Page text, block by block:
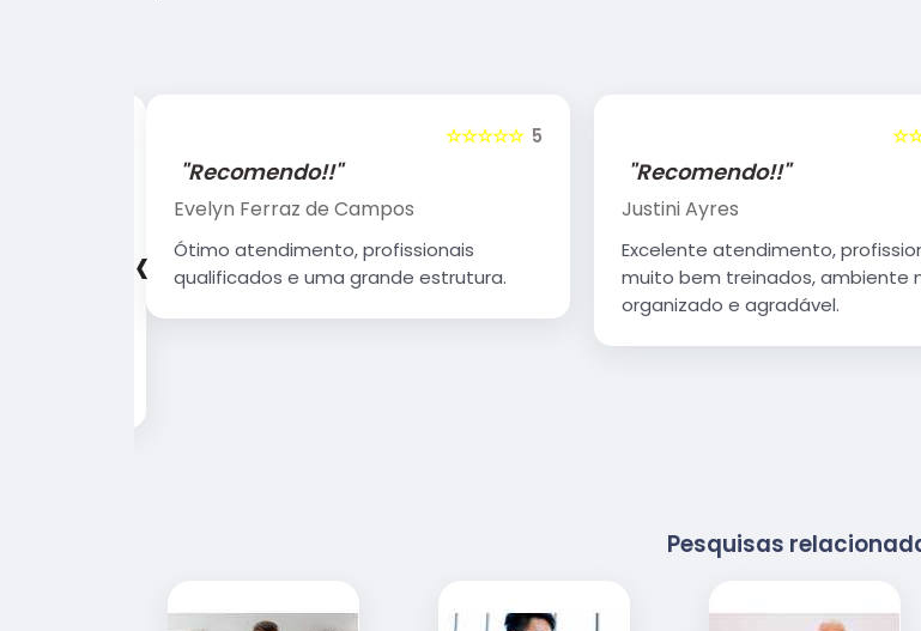
5
☆☆☆☆☆
"Recomendo!!"
Evelyn Ferraz de Campos
Ótimo atendimento, profissionais
qualificados e uma grande estrutura.
"Recomendo!!"
Justini Ayres
Excelente atendimento,
muito bem treinados, ambiente
organizado e agradável.
‹
Pesquisas